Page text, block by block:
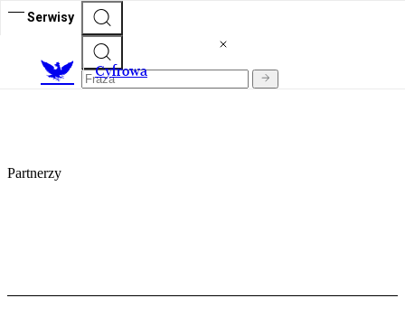
Serwisy
Cyfrowa
Partnerzy